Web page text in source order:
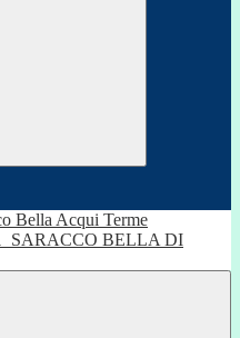
SARACCO BELLA DI